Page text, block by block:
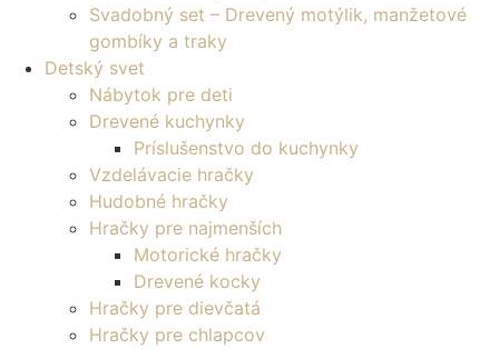
Svadobný set – Drevený motýlik, manžetové
gombíky a traky
Detský svet
Nábytok pre deti
Drevené kuchynky
Príslušenstvo do kuchynky
Vzdelávacie hračky
Hudobné hračky
Hračky pre najmenších
Motorické hračky
Drevené kocky
Hračky pre dievčatá
Hračky pre chlapcov